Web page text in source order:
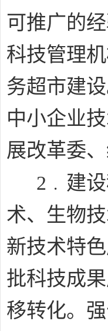
可推广的
科技管理
务超市建
中小企业
展改革委
2 ﹒ 建
术、生物
新技术特
批科技成
移转化。